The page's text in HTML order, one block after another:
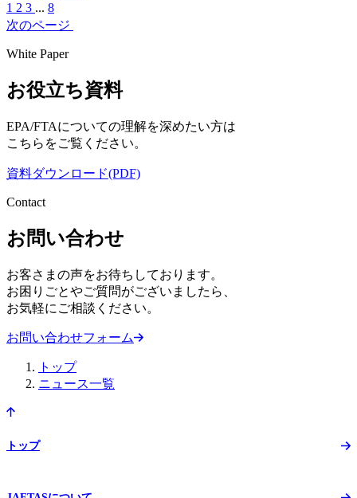
1 2 3 ... 8
次のページ
White Paper
お役立ち資料
EPA/FTAについての理解を深めたい方は
こちらをご覧ください。
資料ダウンロード(PDF)
Contact
お問い合わせ
お客さまの声をお待ちしております。
お困りごとやご質問がございましたら、
お気軽にご相談ください。
お問い合わせフォーム
トップ
ニュース一覧
トップ